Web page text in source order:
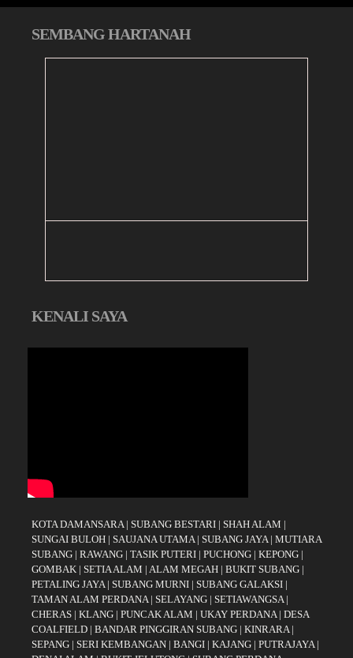
SEMBANG HARTANAH
KENALI SAYA
KOTA DAMANSARA| SUBANG BESTARI | SHAH ALAM |
SUNGAI BULOH | SAUJANA UTAMA| SUBANG JAYA | MUTIARA
SUBANG | RAWANG | TASIK PUTERI | PUCHONG | KEPONG |
GOMBAK | SETIA ALAM | ALAM MEGAH | BUKIT SUBANG |
PETALING JAYA| SUBANG MURNI | SUBANG GALAKSI |
TAMAN ALAM PERDANA| SELAYANG | SETIAWANGSA|
CHERAS | KLANG | PUNCAK ALAM | UKAY PERDANA| DESA
COALFIELD | BANDAR PINGGIRAN SUBANG | KINRARA|
SEPANG | SERI KEMBANGAN | BANGI | KAJANG | PUTRAJAYA|